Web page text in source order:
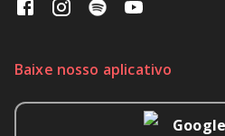
Baixe nosso aplicativo